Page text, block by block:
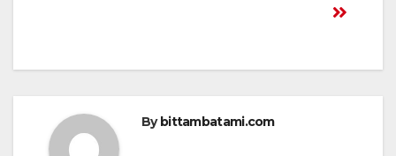
k
Bybittambatami.com